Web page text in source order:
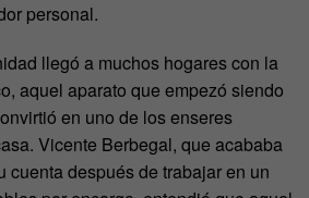
personal.
llegó a muchos hogares con la
aquel aparato que empezó siendo
en uno de los enseres
Vicente Berbegal, que acababa
cuenta después de trabajar en un